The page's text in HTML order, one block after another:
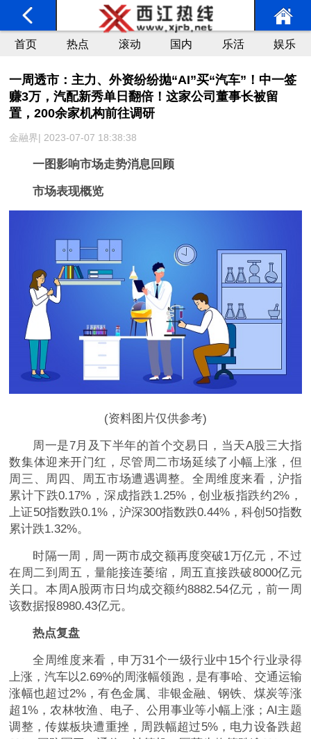
首页 热点 滚动 国内 乐活 娱乐
一周透市：主力、外资纷纷抛“AI”买“汽车”！中一签
赚3万，汽配新秀单日翻倍！这家公司董事长被留
置，200余家机构前往调研
金融界| 2023-07-07 18:38:38
一图影响市场走势消息回顾
市场表现概览
(资料图片仅供参考)
周一是7月及下半年的首个交易日，当天A股三大指
数集体迎来开门红，尽管周二市场延续了小幅上涨，但
周三、周四、周五市场遭遇调整。全周维度来看，沪指
累计下跌0.17%，深成指跌1.25%，创业板指跌约2%，
上证50指数跌0.1%，沪深300指数跌0.44%，科创50指数
累计跌1.32%。
时隔一周，周一两市成交额再度突破1万亿元，不过
在周二到周五，量能接连萎缩，周五直接跌破8000亿元
关口。本周A股两市日均成交额约8882.54亿元，前一周
该数据报8980.43亿元。
热点复盘
全周维度来看，申万31个一级行业中15个行业录得
上涨，汽车以2.69%的周涨幅领跑，是有事哈、交通运输
涨幅也超过2%，有色金属、非银金融、钢铁、煤炭等涨
超1%，农林牧渔、电子、公用事业等小幅上涨；AI主题
调整，传媒板块遭重挫，周跌幅超过5%，电力设备跌超